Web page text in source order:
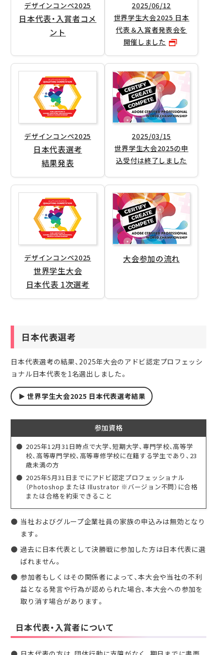
デザインコンペ2025
日本代表・入賞者コメ
ント
2025/06/12
世界学生大会2025 日本
代表＆入賞者発表会を
開催しました
デザインコンペ2025
日本代表選考
結果発表
2025/03/15
世界学生大会2025の申
込受付は終了しました
デザインコンペ2025
世界学生大会
日本代表 1次選考
大会参加の流れ
日本代表選考
日本代表選考の結果、2025年大会のアドビ認定プロフェッシ
ョナル日本代表を1名選出しました。
世界学生大会2025 日本代表選考結果
参加資格
2025年12月31日時点で大学、短期大学、専門学校、高等学
校、高等専門学校、高等専修学校に在籍する学生であり、23
歳未満の方
2025年5月31日までにアドビ認定プロフェッショナル
（Photoshop または Illustrator ※バージョン不問）に合格
または合格を約束できること
当社およびグループ企業社員の家族の申込みは無効となり
ます。
過去に日本代表として決勝戦に参加した方は日本代表に選
ばれません。
参加者もしくはその関係者によって、本大会や当社の不利
益となる発言や行為が認められた場合、本大会への参加を
取り消す場合があります。
日本代表・入賞者について